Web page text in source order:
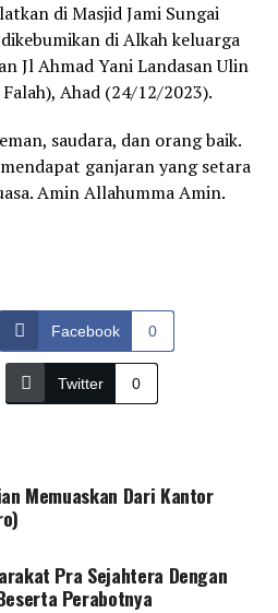
di Masjid Jami Sungai
di Alkah keluarga
Jl Ahmad Yani Landasan Ulin
Ahad (24/12/2023).
saudara, dan orang baik.
ganjaran yang setara
Amin Allahumma Amin.
Facebook 0
Twitter 0
Memuaskan Dari Kantor
Pra Sejahtera Dengan
Perabotnya